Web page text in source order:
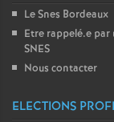
Le Snes Bordeaux
Etre rappelé.e
SNES
Nous contacter
ELECTIONS